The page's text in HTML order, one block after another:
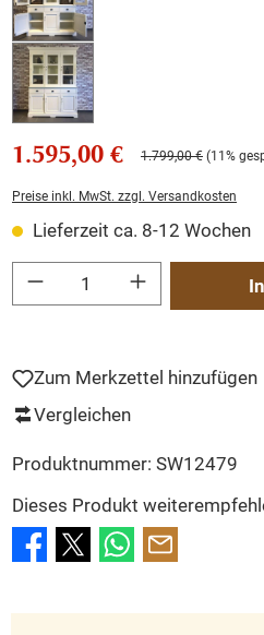
1.595,00 € 1.799,00 € (11%
Preise inkl. MwSt. zzgl. Versandkosten
Lieferzeit ca. 8-12 Wochen
Produkt Anzahl: Gib den gewünschten
Zum Merkzettel hinzufügen
Vergleichen
Produktnummer: SW12479
Dieses Produkt